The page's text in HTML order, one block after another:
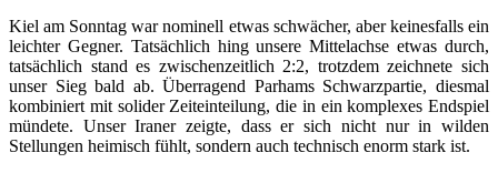
Kiel am Sonntag war nominell etwas schwächer, aber keinesfalls ein
leichter Gegner. Tatsächlich hing unsere Mittelachse etwas durch,
tatsächlich stand es zwischenzeitlich 2:2, trotzdem zeichnete sich
unser Sieg bald ab. Überragend Parhams Schwarzpartie, diesmal
kombiniert mit solider Zeiteinteilung, die in ein komplexes Endspiel
mündete. Unser Iraner zeigte, dass er sich nicht nur in wilden
Stellungen heimisch fühlt, sondern auch technisch enorm stark ist.